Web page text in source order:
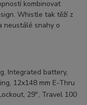
kombinovat
Whistle tak těží z
neustálé snahy o
Integrated battery,
12x148 mm E-Thru
29", Travel 100